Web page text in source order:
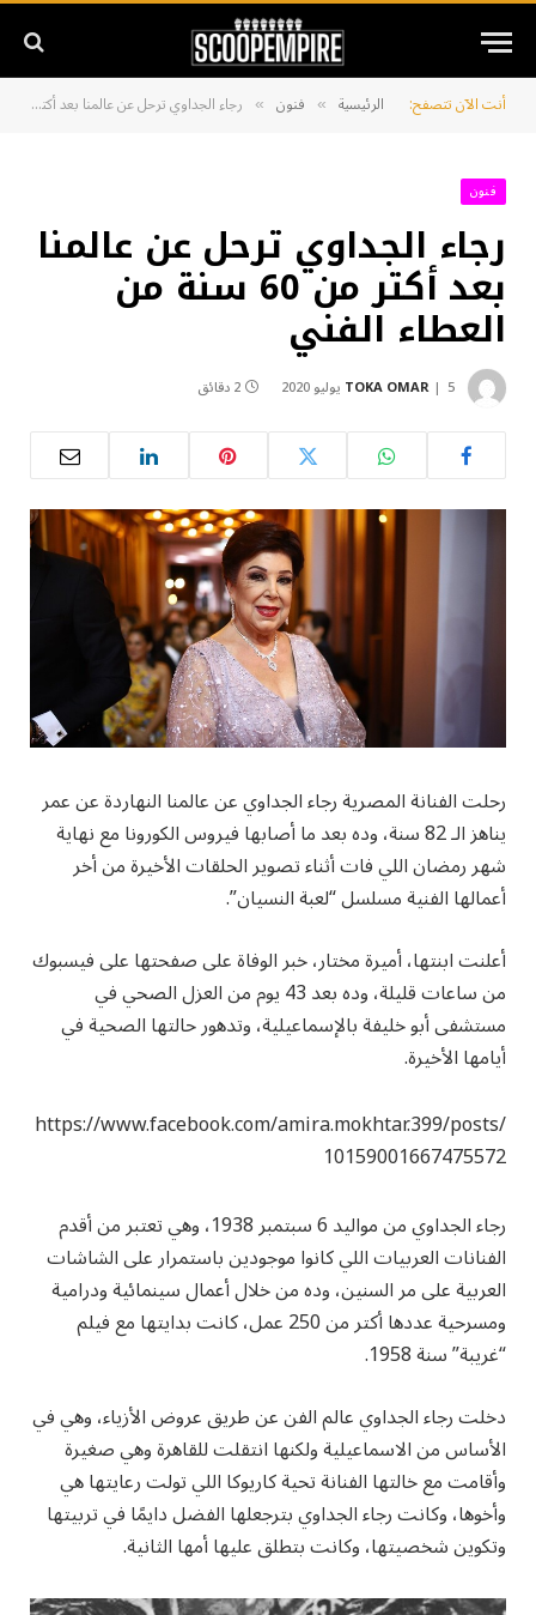
أنت الآن تتصفح: الرئيسية » فنون » رجاء الجداوي ترحل عن عالمنا بعد أكتر من 60 سنة من العطاء الفني
فنون
رجاء الجداوي ترحل عن عالمنا
بعد أكتر من 60 سنة من
العطاء الفني
TOKA OMAR 5 يوليو 2020 2 دقائق
رحلت الفنانة المصرية رجاء الجداوي عن عالمنا النهاردة عن عمر
يناهز الـ 82 سنة، وده بعد ما أصابها فيروس الكورونا مع نهاية
شهر رمضان اللي فات أثناء تصوير الحلقات الأخيرة من أخر
أعمالها الفنية مسلسل “لعبة النسيان”.
أعلنت ابنتها، أميرة مختار، خبر الوفاة على صفحتها على فيسبوك
من ساعات قليلة، وده بعد 43 يوم من العزل الصحي في
مستشفى أبو خليفة بالإسماعيلية، وتدهور حالتها الصحية في
أيامها الأخيرة.
https://www.facebook.com/amira.mokhtar.399/posts/
10159001667475572
رجاء الجداوي من مواليد 6 سبتمبر 1938، وهي تعتبر من أقدم
الفنانات العربيات اللي كانوا موجودين باستمرار على الشاشات
العربية على مر السنين، وده من خلال أعمال سينمائية ودرامية
ومسرحية عددها أكتر من 250 عمل، كانت بدايتها مع فيلم
“غريبة” سنة 1958.
دخلت رجاء الجداوي عالم الفن عن طريق عروض الأزياء، وهي في
الأساس من الاسماعيلية ولكنها انتقلت للقاهرة وهي صغيرة
وأقامت مع خالتها الفنانة تحية كاريوكا اللي تولت رعايتها هي
وأخوها، وكانت رجاء الجداوي بترجعلها الفضل دايمًا في تربيتها
وتكوين شخصيتها، وكانت بتطلق عليها أمها الثانية.